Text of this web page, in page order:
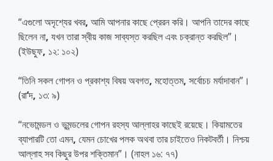
“এগুলো অদৃশ্যের খবর, আমি আপনার কাছে প্রেরন করি। আপনি তাদের কাছে
ছিলেন না, যখন তারা স্বীয় কাজ সাব্যস্ত করছিল এবং চক্রান্তকরছিল”।
(ইউছুফ, ১২: ১০২)
“তিনি সকল গোপন ও প্রকাশ্য বিষয় অবগত, মহোত্তম, সর্বোচচ মর্যাদাবান”।
(রা’দ, ১৩: ৯)
“নভোমন্ডল ও ভূমন্ডলের গোপন রহস্য আল্লাহর কাছেই রয়েছে। কিয়ামতের
ব্যাপারটি তো এমন, যেমন চোখের পলক অথবা তার চাইতেও নিকটবর্তী। নিশ্চয়
আল্লাহ সব কিছুর উপর শক্তিমান”। (নাহল ১৬: ৭৭)